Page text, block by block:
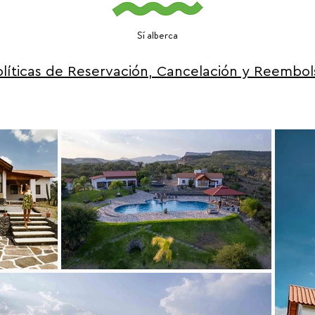
Sí alberca
de Reservación, Cancelación y